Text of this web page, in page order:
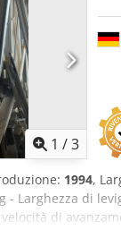
1 /3
1994,
- Larghezza di
di